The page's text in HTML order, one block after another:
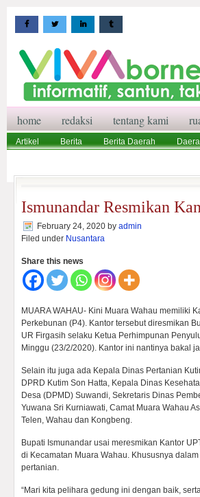
home redaksi tentang kami
Artikel Berita Berita Daerah
Ismunandar Resmikan
February 24, 2020 by admin
Filed under Nusantara
Share this news
MUARA WAHAU- Kini Muara Wahau memiliki
Perkebunan (P4). Kantor tersebut diresmikan
UR Firgasih selaku Ketua Perhimpunan
Minggu (23/2/2020). Kantor ini nantinya bakal
Selain itu juga ada Kepala Dinas Pertanian
DPRD Kutim Son Hatta, Kepala Dinas
Desa (DPMD) Suwandi, Sekretaris Dinas
Yuwana Sri Kurniawati, Camat Muara Wahau
Telen, Wahau dan Kongbeng.
Bupati Ismunandar usai meresmikan Kantor
di Kecamatan Muara Wahau. Khususnya
pertanian.
“Mari kita pelihara gedung ini dengan baik,